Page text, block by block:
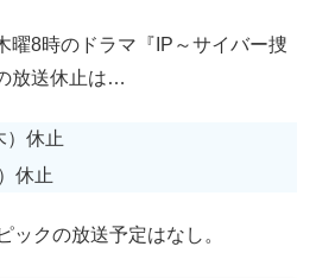
曜8時のドラマ『IP～サイバー捜
放送休止は…
）休止
休止
ックの放送予定はなし。